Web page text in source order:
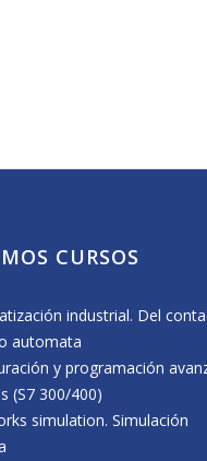
CENIFER Focused on
de 6º de C.P. de
centro
CURSOS
industrial. Del
automata
y programación
(S7 300/400)
simulation. Simulación